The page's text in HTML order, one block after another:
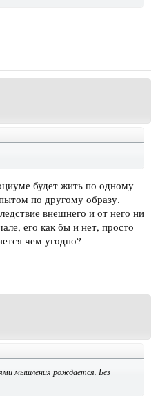
будет жить по одному
по другому образу.
внешнего и от него ни
его как бы и нет, просто
чем угодно?
мышления рождается. Без